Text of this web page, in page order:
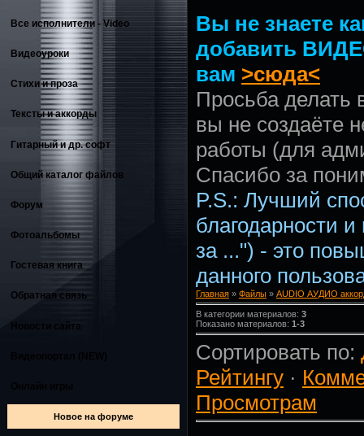
Все исполнители - Video
Видеоуроки
Стихи и проза
Тексты и аккорды
Гитарный и др. софт
Общий каталог файлов
Форум
Фотоальбомы
Гостевая книга
Обратная связь
Новости сайта
Новое на форуме
Вы не знаете
добавить
вам >сюда<
Просьба делать
вы не создаёте
работы (для
Спасибо за
P.S.: Лучший
благодарности
за ...") - это
данного
Главная » Файлы » AUDIO АУДИО
В категории материалов: 3
Показано материалов: 1-3
Сортировать по:
Рейтингу ·
Просмотрам